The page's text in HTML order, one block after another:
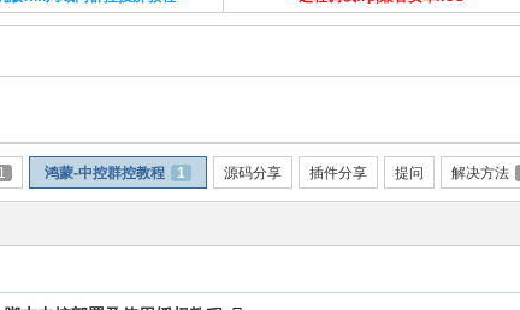
1 鸿蒙-中控群控教程 1 源码分享 插件分享 提问 解决方法